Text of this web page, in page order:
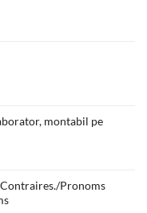
lei
montabil pe
Pronoms